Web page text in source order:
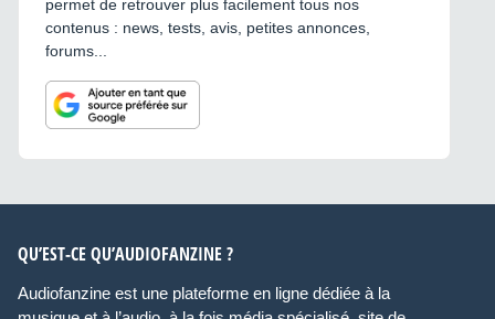
permet de retrouver plus facilement tous nos
contenus : news, tests, avis, petites annonces,
forums...
QU’EST-CE QU’AUDIOFANZINE ?
Audiofanzine est une plateforme en ligne dédiée à la